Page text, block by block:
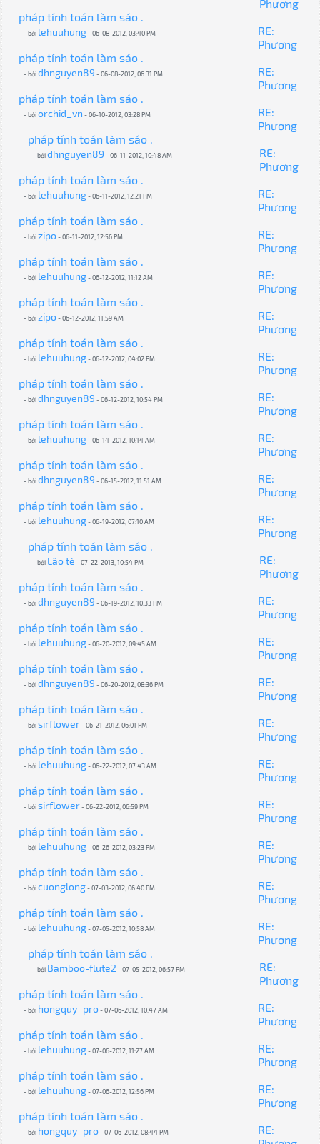
Phương
pháp tính toán làm sáo .
- bởi lehuuhung- 06-08-2012, 03:40 PM
RE:
Phương
pháp tính toán làm sáo .
- bởidhnguyen89 - 06-08-2012, 06:31 PM
RE:
Phương
pháp tính toán làm sáo .
- bởiorchid_vn - 06-10-2012, 03:28 PM
RE:
Phương
pháp tính toán làm sáo .
- bởidhnguyen89 - 06-11-2012, 10:48 AM
RE:
Phương
pháp tính toán làm sáo .
- bởi lehuuhung- 06-11-2012, 12:21 PM
RE:
Phương
pháp tính toán làm sáo .
- bởizipo- 06-11-2012, 12:56 PM
RE:
Phương
pháp tính toán làm sáo .
- bởi lehuuhung- 06-12-2012, 11:12 AM
RE:
Phương
pháp tính toán làm sáo .
- bởizipo- 06-12-2012, 11:59 AM
RE:
Phương
pháp tính toán làm sáo .
- bởi lehuuhung- 06-12-2012, 04:02 PM
RE:
Phương
pháp tính toán làm sáo .
- bởidhnguyen89 - 06-12-2012, 10:54 PM
RE:
Phương
pháp tính toán làm sáo .
- bởi lehuuhung- 06-14-2012, 10:14 AM
RE:
Phương
pháp tính toán làm sáo .
- bởidhnguyen89 - 06-15-2012, 11:51 AM
RE:
Phương
pháp tính toán làm sáo .
- bởi lehuuhung- 06-19-2012, 07:10 AM
RE:
Phương
pháp tính toán làm sáo .
- bởi Lão tè - 07-22-2013, 10:54 PM
RE:
Phương
pháp tính toán làm sáo .
- bởidhnguyen89 - 06-19-2012, 10:33 PM
RE:
Phương
pháp tính toán làm sáo .
- bởi lehuuhung- 06-20-2012, 09:45 AM
RE:
Phương
pháp tính toán làm sáo .
- bởidhnguyen89 - 06-20-2012, 08:36 PM
RE:
Phương
pháp tính toán làm sáo .
- bởisirflower- 06-21-2012, 06:01 PM
RE:
Phương
pháp tính toán làm sáo .
- bởi lehuuhung- 06-22-2012, 07:43 AM
RE:
Phương
pháp tính toán làm sáo .
- bởisirflower- 06-22-2012, 06:59 PM
RE:
Phương
pháp tính toán làm sáo .
- bởi lehuuhung- 06-26-2012, 03:23 PM
RE:
Phương
pháp tính toán làm sáo .
- bởicuonglong- 07-03-2012, 06:40 PM
RE:
Phương
pháp tính toán làm sáo .
- bởi lehuuhung- 07-05-2012, 10:58 AM
RE:
Phương
pháp tính toán làm sáo .
- bởi Bamboo-flute2 - 07-05-2012, 06:57 PM
RE:
Phương
pháp tính toán làm sáo .
- bởi hongquy_pro- 07-06-2012, 10:47 AM
RE:
Phương
pháp tính toán làm sáo .
- bởi lehuuhung- 07-06-2012, 11:27 AM
RE:
Phương
pháp tính toán làm sáo .
- bởi lehuuhung- 07-06-2012, 12:56 PM
RE:
Phương
pháp tính toán làm sáo .
- bởi hongquy_pro- 07-06-2012, 08:44 PM
RE: